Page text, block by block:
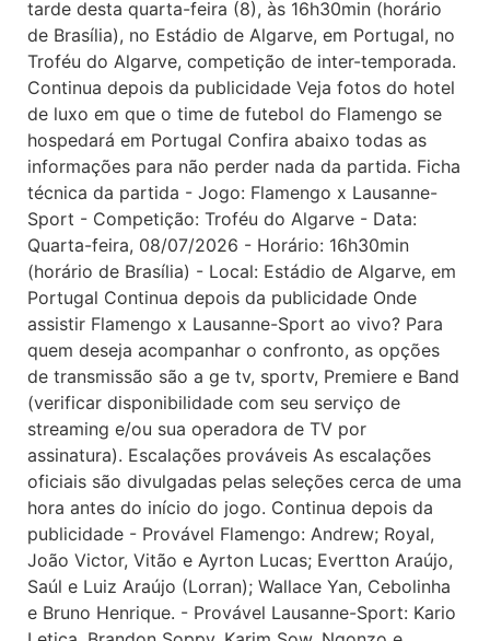
tarde desta quarta-feira (8), às 16h30min (horário
de Brasília), no Estádio de Algarve, em Portugal, no
Troféu do Algarve, competição de inter-temporada.
Continua depois da publicidade Veja fotos do hotel
de luxo em que o time de futebol do Flamengo se
hospedará em Portugal Confira abaixo todas as
informações para não perder nada da partida. Ficha
técnica da partida - Jogo: Flamengo x Lausanne-
Sport - Competição: Troféu do Algarve - Data:
Quarta-feira, 08/07/2026 - Horário: 16h30min
(horário de Brasília) - Local: Estádio de Algarve, em
Portugal Continua depois da publicidade Onde
assistir Flamengo x Lausanne-Sport ao vivo? Para
quem deseja acompanhar o confronto, as opções
de transmissão são a ge tv, sportv, Premiere e Band
(verificar disponibilidade com seu serviço de
streaming e/ou sua operadora de TV por
assinatura). Escalações prováveis As escalações
oficiais são divulgadas pelas seleções cerca de uma
hora antes do início do jogo. Continua depois da
publicidade - Provável Flamengo: Andrew; Royal,
João Victor, Vitão e Ayrton Lucas; Evertton Araújo,
Saúl e Luiz Araújo (Lorran); Wallace Yan, Cebolinha
e Bruno Henrique. - Provável Lausanne-Sport: Kario